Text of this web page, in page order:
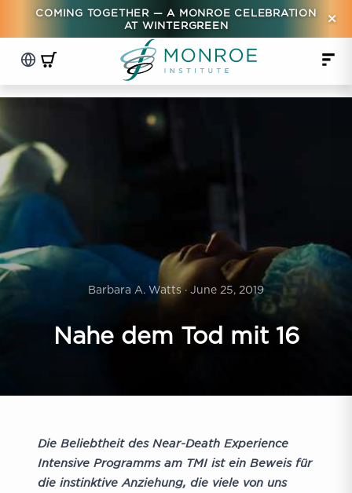
COMING TOGETHER — A MONROE CELEBRATION
AT WINTERGREEN
×
Barbara A. Watts · June 25, 2019
Nahe dem Tod mit 16
Die Beliebtheit des Near-Death Experience
Intensive Programms am TMI ist ein Beweis für
die instinktive Anziehung, die viele von uns